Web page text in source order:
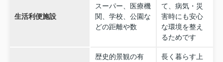
生活利便施設
スーパー、医療機
関、学校、公園な
どの距離や数
て、病気・災
害時にも安心
な環境を整え
るためです
歴史的景観の有
長く暮らす上